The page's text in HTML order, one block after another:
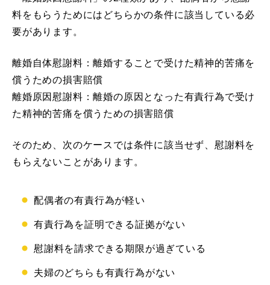
料をもらうためにはどちらかの条件に該当している必
要があります。
離婚自体慰謝料：離婚することで受けた精神的苦痛を
償うための損害賠償
離婚原因慰謝料：離婚の原因となった有責行為で受け
た精神的苦痛を償うための損害賠償
そのため、次のケースでは条件に該当せず、慰謝料を
もらえないことがあります。
配偶者の有責行為が軽い
有責行為を証明できる証拠がない
慰謝料を請求できる期限が過ぎている
夫婦のどちらも有責行為がない